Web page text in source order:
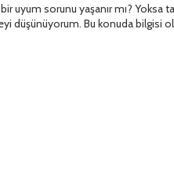
sorunu yaşanır mı? Yoksa
düşünüyorum. Bu konuda bilgisi